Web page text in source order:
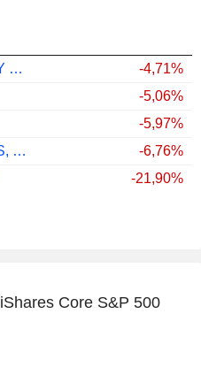
SEAGATE TECHNOLOGY HOLDINGS PLC
-4,71%
-5,06%
-5,97%
AKAMAI TECHNOLOGIES, INC.
-6,76%
-21,90%
iShares Core S&P 500